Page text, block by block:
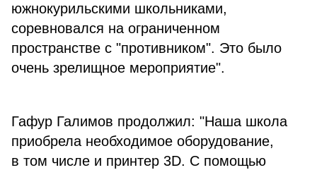
южнокурильскими школьниками,
соревновался на ограниченном
пространстве с "противником". Это было
очень зрелищное мероприятие".
Гафур Галимов продолжил: "Наша школа
приобрела необходимое оборудование,
в том числе и принтер 3D. С помощью